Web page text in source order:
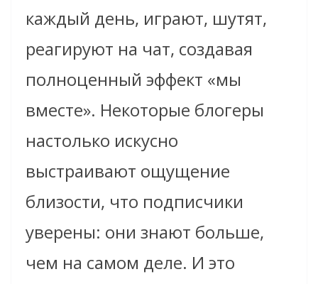
каждый день, играют, шутят,
реагируют на чат, создавая
полноценный эффект «мы
вместе». Некоторые блогеры
настолько искусно
выстраивают ощущение
близости, что подписчики
уверены: они знают больше,
чем на самом деле. И это